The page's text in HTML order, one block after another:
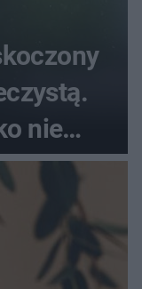
nie